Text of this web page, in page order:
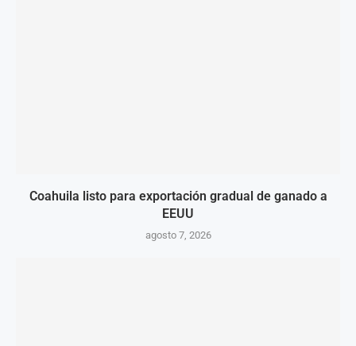
Coahuila listo para exportación gradual de ganado a
EEUU
agosto 7, 2026